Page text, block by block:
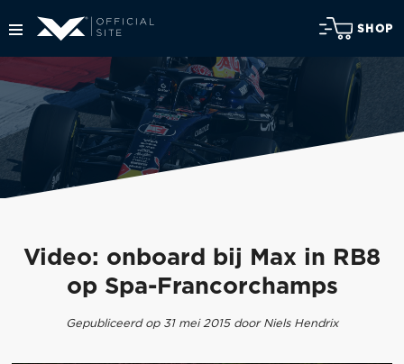
SHOP
Video: onboard bij Max in RB8
op Spa-Francorchamps
Gepubliceerd op 31 mei 2015 door Niels Hendrix